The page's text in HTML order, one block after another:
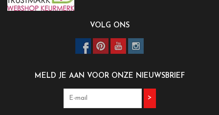
VOLG ONS
MELD JE AAN VOOR ONZE NIEUWSBRIEF
>